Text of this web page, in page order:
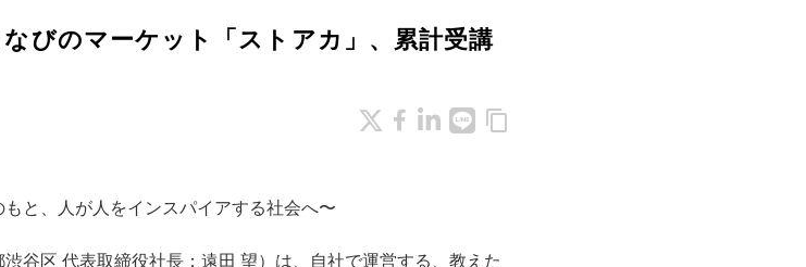
びのマーケット「ストアカ」、累計受講
content_copy
と、人が人をインスパイアする社会へ〜
谷区 代表取締役社長：遠田 望）は、自社で運営する、教えた